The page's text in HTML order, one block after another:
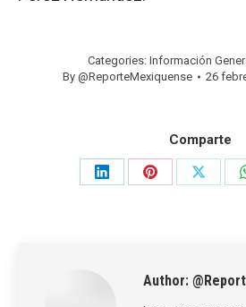
Categories: Información
By @ReporteMexiquense 26
Comparte
Share
Share
Share
Author: